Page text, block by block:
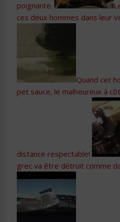
poignante.
ces deux hommes dans leur
Quand cet
pet sauce, le malheureux à
distance respectable!
grec va être détruit comme